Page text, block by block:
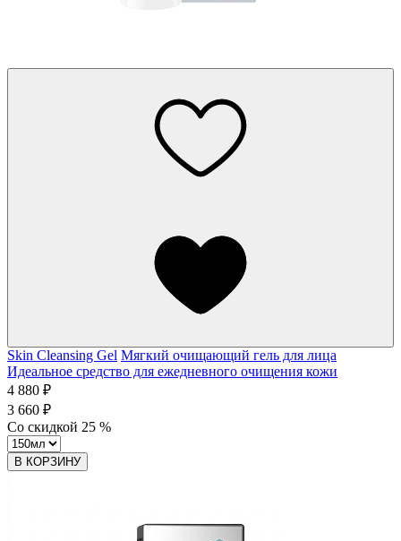
Skin Cleansing Gel Мягкий очищающий гель для лица
Идеальное средство для ежедневного очищения кожи
4 880 ₽
3 660 ₽
Со скидкой 25 %
В КОРЗИНУ